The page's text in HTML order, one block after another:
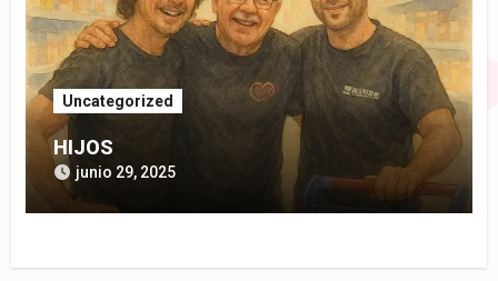
Uncategorized
HIJOS
junio 29, 2025